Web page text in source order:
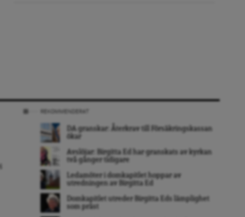
DA granskar: Återkrav till Försäkringskassan
ökar
Avslöjar: Birgitta Ed har granskats av kyrkan
två gånger tidigare
Ledamöter i domkapitlet hoppar av
utredningen av Birgitta Ed
Domkapitlet utreder Birgitta Eds lämplighet
som präst